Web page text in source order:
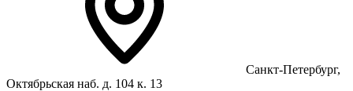
Санкт-Петербург,
Октябрьская наб. д. 104 к. 13